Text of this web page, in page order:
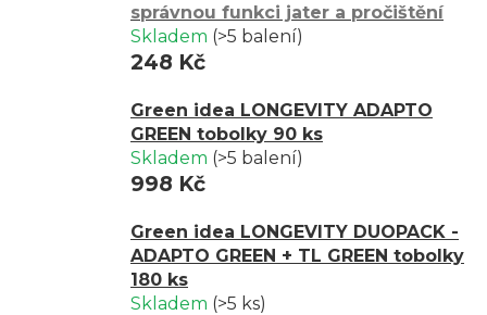
správnou funkci jater a pročištění
Skladem (>5 balení)
248 Kč
Green idea LONGEVITY ADAPTO
GREEN tobolky 90 ks
Skladem (>5 balení)
998 Kč
Green idea LONGEVITY DUOPACK -
ADAPTO GREEN + TL GREEN tobolky
180 ks
Skladem (>5 ks)